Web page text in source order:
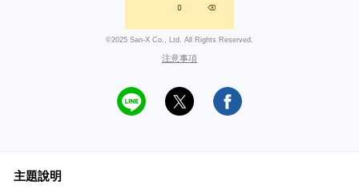
©2025 San-X Co., Ltd. All Rights Reserved.
注意事項
主題說明